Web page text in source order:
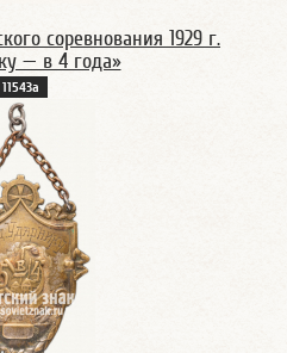
соревнования 1929 г.
— в 4 года»
11543а